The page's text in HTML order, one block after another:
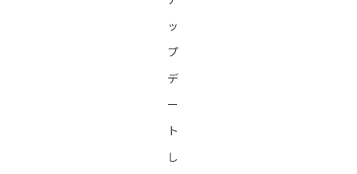
ッ
プ
デ
ー
ト
し